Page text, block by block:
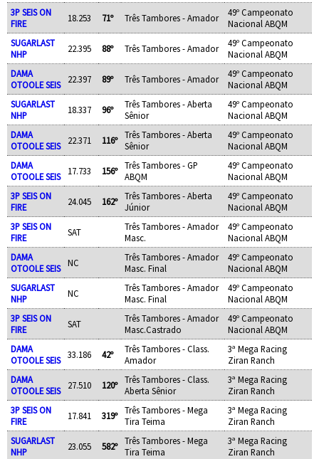
3P SEIS ON
FIRE
18.253 71º Três Tambores - Amador
49º Campeonato
Nacional ABQM
SUGARLAST
NHP
22.395 88º Três Tambores - Amador
49º Campeonato
Nacional ABQM
DAMA
OTOOLE SEIS
22.397 89º Três Tambores - Amador
49º Campeonato
Nacional ABQM
SUGARLAST
NHP
18.337 96º
Três Tambores - Aberta
Sênior
49º Campeonato
Nacional ABQM
DAMA
OTOOLE SEIS
22.371 116º
Três Tambores - Aberta
Sênior
49º Campeonato
Nacional ABQM
DAMA
OTOOLE SEIS
17.733 156º
Três Tambores - GP
ABQM
49º Campeonato
Nacional ABQM
3P SEIS ON
FIRE
24.045 162º
Três Tambores - Aberta
Júnior
49º Campeonato
Nacional ABQM
3P SEIS ON
FIRE
SAT
Três Tambores - Amador
Masc.
49º Campeonato
Nacional ABQM
DAMA
OTOOLE SEIS
NC
Três Tambores - Amador
Masc. Final
49º Campeonato
Nacional ABQM
SUGARLAST
NHP
NC
Três Tambores - Amador
Masc. Final
49º Campeonato
Nacional ABQM
3P SEIS ON
FIRE
SAT
Três Tambores - Amador
Masc.Castrado
49º Campeonato
Nacional ABQM
DAMA
OTOOLE SEIS
33.186 42º
Três Tambores - Class.
Amador
3ª Mega Racing
Ziran Ranch
DAMA
OTOOLE SEIS
27.510 120º
Três Tambores - Class.
Aberta Sênior
3ª Mega Racing
Ziran Ranch
3P SEIS ON
FIRE
17.841 319º
Três Tambores - Mega
Tira Teima
3ª Mega Racing
Ziran Ranch
SUGARLAST
NHP
23.055 582º
Três Tambores - Mega
Tira Teima
3ª Mega Racing
Ziran Ranch